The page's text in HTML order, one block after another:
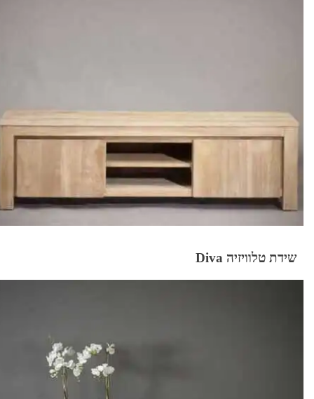
שידת טלוויזיה Diva